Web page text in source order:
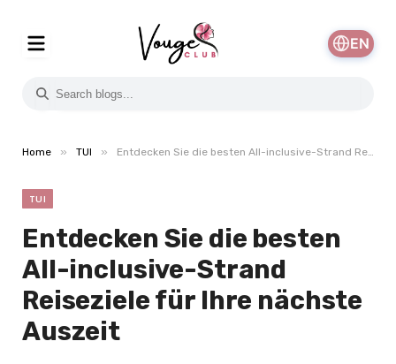
EN
Home » TUI » Entdecken Sie die besten All-inclusive-Strand Reiseziele für Ihre nächste Auszeit
TUI
Entdecken Sie die besten
All-inclusive-Strand
Reiseziele für Ihre nächste
Auszeit